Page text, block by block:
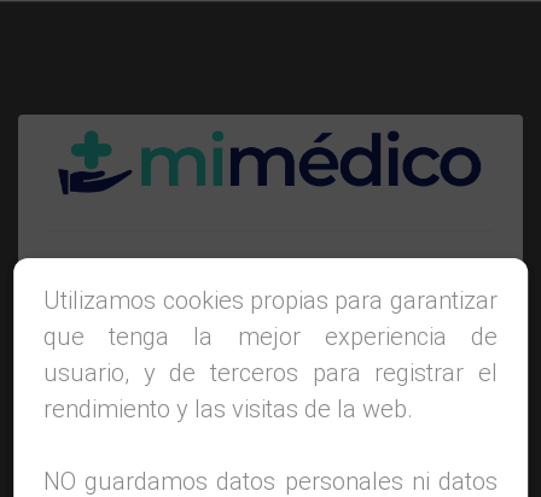
Acceso Pacientes
Introduce tu usuario y te enviaremos las
instrucciones de recuperación al email o
teléfono asociado
Utilizamos cookies propias para garantizar
que tenga la mejor experiencia de
usuario, y de terceros para registrar el
rendimiento y las visitas de la web.
NO guardamos datos personales ni datos